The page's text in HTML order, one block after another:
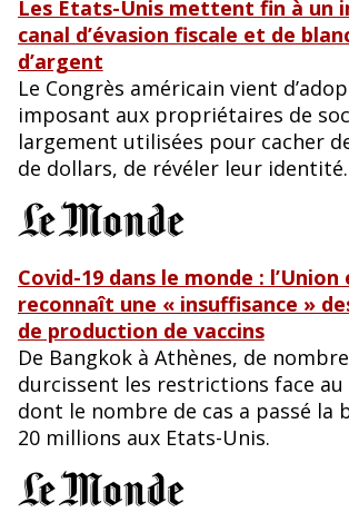
Les Etats-Unis mettent fin à un
canal d’évasion fiscale et de
d’argent
Le Congrès américain vient
imposant aux propriétaires de
largement utilisées pour cacher
de dollars, de révéler leur identité.
Covid-19 dans le monde :
reconnaît une « insuffisance »
de production de vaccins
De Bangkok à Athènes, de
durcissent les restrictions face
dont le nombre de cas a passé la
20 millions aux Etats-Unis.